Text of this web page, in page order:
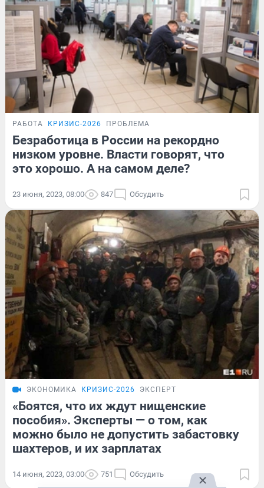
РАБОТА КРИЗИС-2026 ПРОБЛЕМА
Безработица в России на рекордно
низком уровне. Власти говорят, что
это хорошо. А на самом деле?
23 июня, 2023, 08:00 847 Обсудить
ЭКОНОМИКА КРИЗИС-2026 ЭКСПЕРТ
«Боятся, что их ждут нищенские
пособия». Эксперты — о том, как
можно было не допустить забастовку
шахтеров, и их зарплатах
14 июня, 2023, 03:00 751 Обсудить